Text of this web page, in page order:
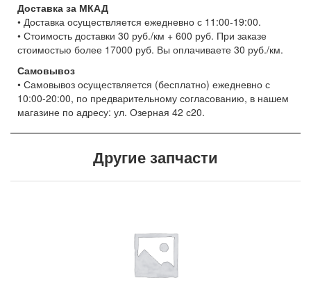
Доставка за МКАД
• Доставка осуществляется ежедневно с 11:00-19:00.
• Стоимость доставки 30 руб./км + 600 руб. При заказе
стоимостью более 17000 руб. Вы оплачиваете 30 руб./км.
Самовывоз
• Самовывоз осуществляется (бесплатно) ежедневно с
10:00-20:00, по предварительному согласованию, в нашем
магазине по адресу: ул. Озерная 42 с20.
Другие запчасти